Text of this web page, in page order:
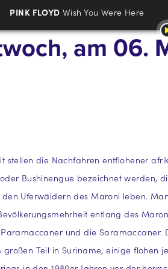
PINK FLOYD Wish You Were Here
am 06.
stellen die Nachfahren entflohener
Bushinengue bezeichnet werden,
Uferwäldern des Maroni leben.
entlang des
Paramaccaner und die Saramaccaner.
Teil in Suriname, einige flohen